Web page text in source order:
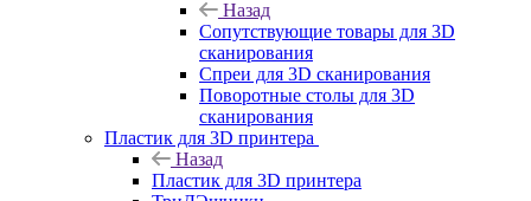
Назад
Сопутствующие товары для 3D
сканирования
Спреи для 3D сканирования
Поворотные столы для 3D
сканирования
Пластик для 3D принтера
Назад
Пластик для 3D принтера